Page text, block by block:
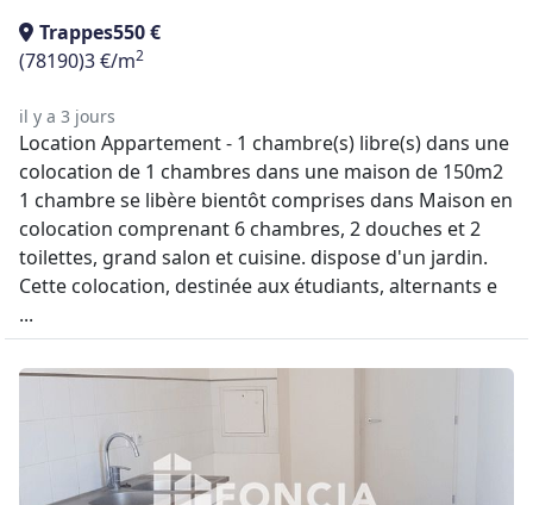
Trappes550 €
(78190)3 €/m2
il y a 3 jours
Location Appartement - 1 chambre(s) libre(s) dans une
colocation de 1 chambres dans une maison de 150m2
1 chambre se libère bientôt comprises dans Maison en
colocation comprenant 6 chambres, 2 douches et 2
toilettes, grand salon et cuisine. dispose d'un jardin.
Cette colocation, destinée aux étudiants, alternants e
...